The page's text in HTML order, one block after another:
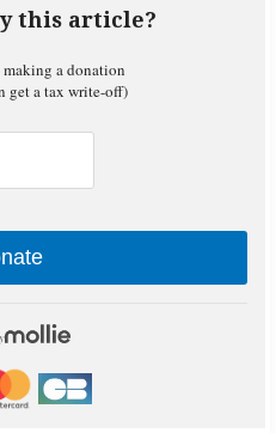
this article?
a donation
get a tax write-off)